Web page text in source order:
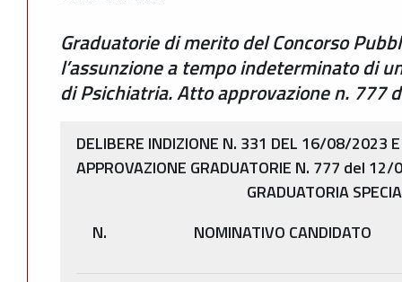
Graduatorie di merito del Concorso
l’assunzione a tempo indeterminato di
di Psichiatria. Atto approvazione n. 777
DELIBERE INDIZIONE N. 331 DEL 16/08/2023
APPROVAZIONE GRADUATORIE N. 777 del
GRADUATORIA
N.
NOMINATIVO CANDIDATO